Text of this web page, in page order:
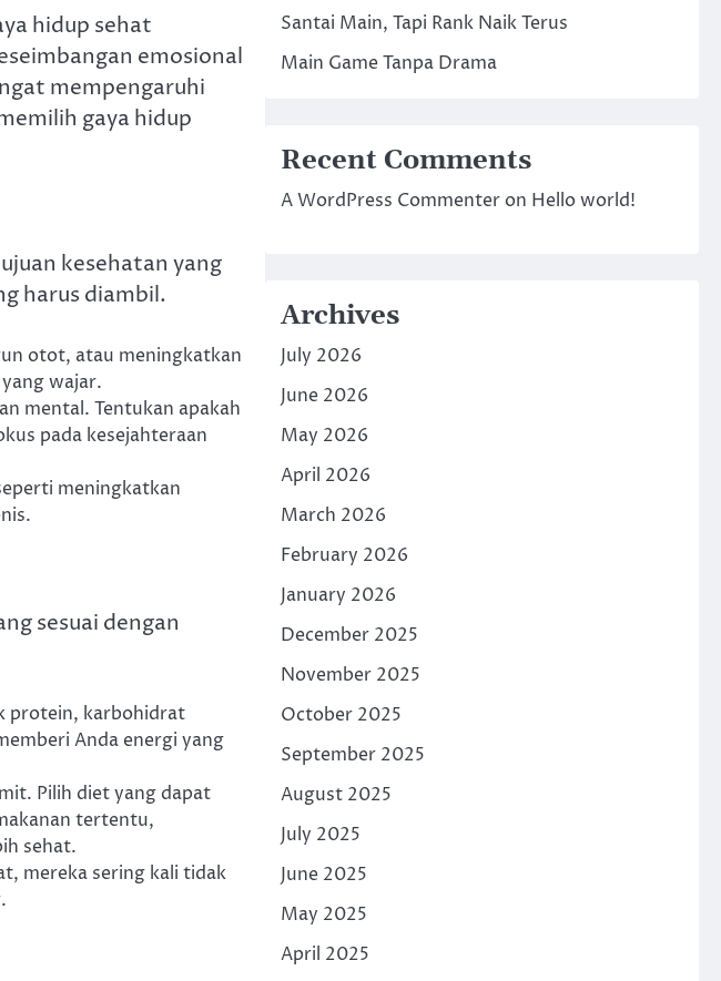
hidup sehat
emosional
mempengaruhi
gaya hidup
kesehatan yang
harus diambil.
otot, atau meningkatkan
wajar.
mental. Tentukan apakah
pada kesejahteraan
meningkatkan
sesuai dengan
protein, karbohidrat
Anda energi yang
Pilih diet yang dapat
tertentu,
sehat.
mereka sering kali tidak
Santai Main, Tapi Rank Naik Terus
Main Game Tanpa Drama
Recent Comments
A WordPress Commenteron Hello world!
Archives
July 2026
June 2026
May 2026
April 2026
March 2026
February 2026
January 2026
December 2025
November 2025
October 2025
September 2025
August 2025
July 2025
June 2025
May 2025
April 2025